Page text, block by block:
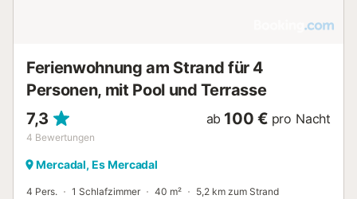
Ferienwohnung am Strand für 4
Personen, mit Pool und Terrasse
7,3
4 Bewertungen
ab 100 € pro Nacht
Mercadal, Es Mercadal
4 Pers. 1 Schlafzimmer 40 m² 5,2 km zum Strand